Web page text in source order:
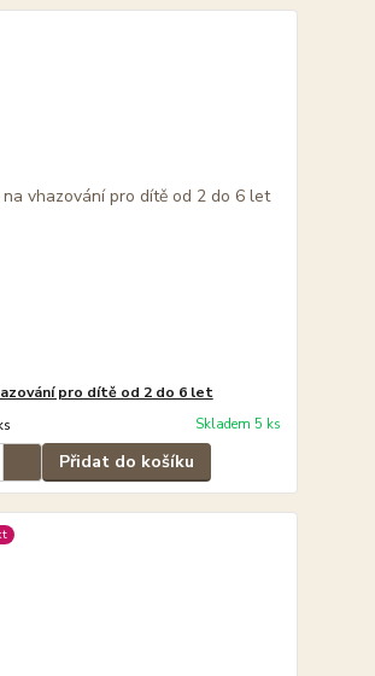
pro dítě od 2 do 6 let
Skladem 5 ks
Přidat do košíku